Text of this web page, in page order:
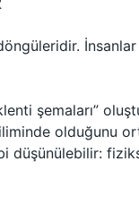
şemaları”
olduğunu
düşünülebilir: